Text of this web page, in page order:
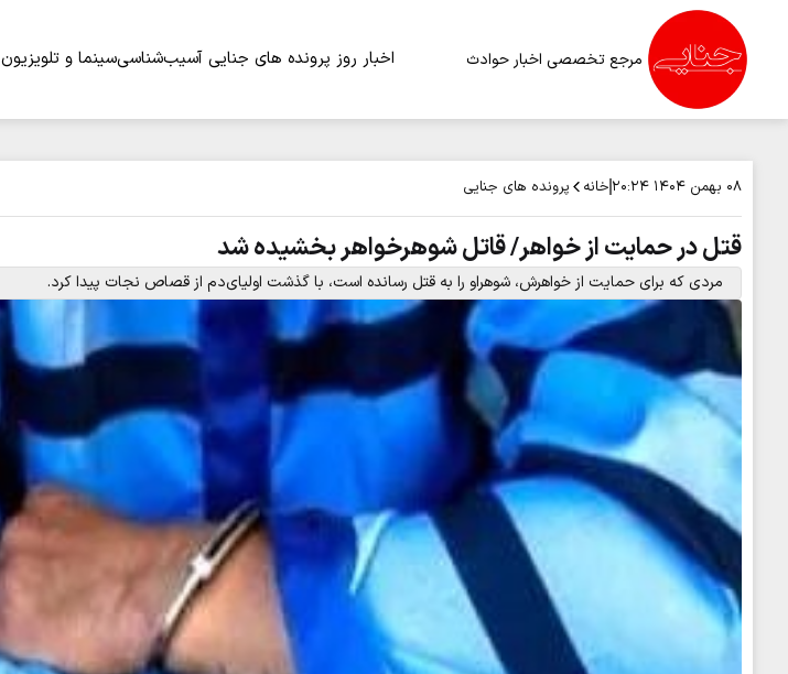
مرجع تخصصی اخبار حوادث اخبار روز پرونده های جنایی آسیب‌شناسیسینما و تلویزیون
۰۸ بهمن ۱۴۰۴ ۲۰:۲۴ خانه پرونده های جنایی
قتل در حمایت از خواهر/ قاتل شوهرخواهر بخشیده شد
مردی که برای حمایت از خواهرش، شوهراو را به قتل رسانده است، با گذشت اولیای‌دم از قصاص نجات پیدا کرد.